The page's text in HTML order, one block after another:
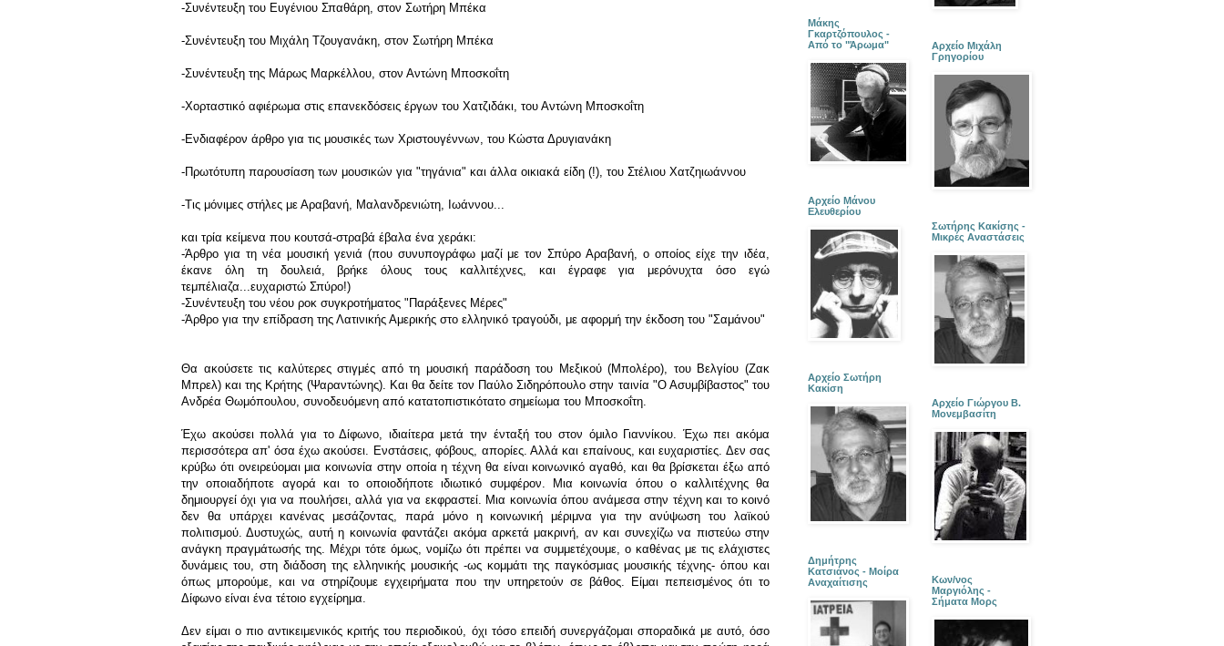
-Συνέντευξη του Ευγένιου Σπαθάρη, στον Σωτήρη Μπέκα
-Συνέντευξη του Μιχάλη Τζουγανάκη, στον Σωτήρη Μπέκα
-Συνέντευξη της Μάρως Μαρκέλλου, στον Αντώνη Μποσκοΐτη
-Χορταστικό αφιέρωμα στις επανεκδόσεις έργων του Χατζιδάκι, του Αντώνη Μποσκοΐτη
-Ενδιαφέρον άρθρο για τις μουσικές των Χριστουγέννων, του Κώστα Δρυγιανάκη
-Πρωτότυπη παρουσίαση των μουσικών για "τηγάνια" και άλλα οικιακά είδη (!), του Στέλιου Χατζηιωάννου
-Τις μόνιμες στήλες με Αραβανή, Μαλανδρενιώτη, Ιωάννου...
και τρία κείμενα που κουτσά-στραβά έβαλα ένα χεράκι:
-Άρθρο για τη νέα μουσική γενιά (που συνυπογράφω μαζί με τον Σπύρο Αραβανή, ο οποίος είχε την ιδέα,
έκανε όλη τη δουλειά, βρήκε όλους τους καλλιτέχνες, και έγραφε για μερόνυχτα όσο εγώ
τεμπέλιαζα...ευχαριστώ Σπύρο!)
-Συνέντευξη του νέου ροκ συγκροτήματος "Παράξενες Μέρες"
-Άρθρο για την επίδραση της Λατινικής Αμερικής στο ελληνικό τραγούδι, με αφορμή την έκδοση του "Σαμάνου"
Θα ακούσετε τις καλύτερες στιγμές από τη μουσική παράδοση του Μεξικού (Μπολέρο), του Βελγίου (Ζακ
Μπρελ) και της Κρήτης (Ψαραντώνης). Και θα δείτε τον Παύλο Σιδηρόπουλο στην ταινία "Ο Ασυμβίβαστος" του
Ανδρέα Θωμόπουλου, συνοδευόμενη από κατατοπιστικότατο σημείωμα του Μποσκοΐτη.
Έχω ακούσει πολλά για το Δίφωνο, ιδιαίτερα μετά την ένταξή του στον όμιλο Γιαννίκου. Έχω πει ακόμα
περισσότερα απ' όσα έχω ακούσει. Ενστάσεις, φόβους, απορίες. Αλλά και επαίνους, και ευχαριστίες. Δεν σας
κρύβω ότι ονειρεύομαι μια κοινωνία στην οποία η τέχνη θα είναι κοινωνικό αγαθό, και θα βρίσκεται έξω από
την οποιαδήποτε αγορά και το οποιοδήποτε ιδιωτικό συμφέρον. Μια κοινωνία όπου ο καλλιτέχνης θα
δημιουργεί όχι για να πουλήσει, αλλά για να εκφραστεί. Μια κοινωνία όπου ανάμεσα στην τέχνη και το κοινό
δεν θα υπάρχει κανένας μεσάζοντας, παρά μόνο η κοινωνική μέριμνα για την ανύψωση του λαϊκού
πολιτισμού. Δυστυχώς, αυτή η κοινωνία φαντάζει ακόμα αρκετά μακρινή, αν και συνεχίζω να πιστεύω στην
ανάγκη πραγμάτωσής της. Μέχρι τότε όμως, νομίζω ότι πρέπει να συμμετέχουμε, ο καθένας με τις ελάχιστες
δυνάμεις του, στη διάδοση της ελληνικής μουσικής -ως κομμάτι της παγκόσμιας μουσικής τέχνης- όπου και
όπως μπορούμε, και να στηρίζουμε εγχειρήματα που την υπηρετούν σε βάθος. Είμαι πεπεισμένος ότι το
Δίφωνο είναι ένα τέτοιο εγχείρημα.
Δεν είμαι ο πιο αντικειμενικός κριτής του περιοδικού, όχι τόσο επειδή συνεργάζομαι σποραδικά με αυτό, όσο
Μάκης
Γκαρτζόπουλος -
Από το "Άρωμα"
Αρχείο Μάνου
Ελευθερίου
Αρχείο Σωτήρη
Κακίση
Δημήτρης
Κατσιάνος - Μοίρα
Αναχαίτισης
Αρχείο Μιχάλη
Γρηγορίου
Σωτήρης Κακίσης -
Μικρές Αναστάσεις
Αρχείο Γιώργου Β.
Μονεμβασίτη
Κων/νος
Μαργιόλης -
Σήματα Μορς